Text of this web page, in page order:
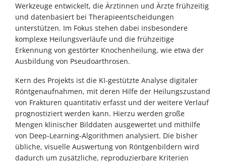
Werkzeuge entwickelt, die Ärztinnen und Ärzte frühzeitig
und datenbasiert bei Therapieentscheidungen
unterstützen. Im Fokus stehen dabei insbesondere
komplexe Heilungsverläufe und die frühzeitige
Erkennung von gestörter Knochenheilung, wie etwa der
Ausbildung von Pseudoarthrosen.
Kern des Projekts ist die KI‑gestützte Analyse digitaler
Röntgenaufnahmen, mit deren Hilfe der Heilungszustand
von Frakturen quantitativ erfasst und der weitere Verlauf
prognostiziert werden kann. Hierzu werden große
Mengen klinischer Bilddaten ausgewertet und mithilfe
von Deep‑Learning‑Algorithmen analysiert. Die bisher
übliche, visuelle Auswertung von Röntgenbildern wird
dadurch um zusätzliche, reproduzierbare Kriterien